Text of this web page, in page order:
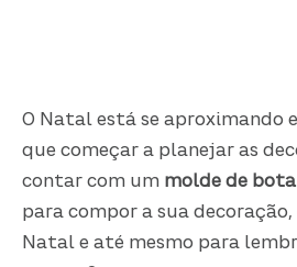
O Natal está se aproximando
que começar a planejar as
contar com um molde de
para compor a sua
Natal e até mesmo para